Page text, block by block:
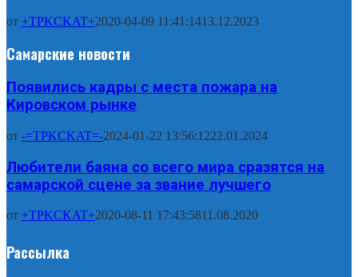
от +TPKCKAT+2020-04-09 11:41:1413.12.2023
Самарские новости
Появились кадры с места пожара на
Кировском рынке
от -=TPKCKAT=-2024-01-22 13:56:1222.01.2024
Любители баяна со всего мира сразятся на
самарской сцене за звание лучшего
от +TPKCKAT+2020-08-11 17:43:5811.08.2020
Рассылка